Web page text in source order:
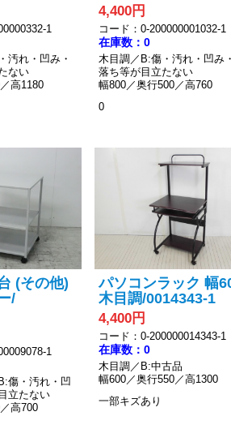
1
汚れ・凹み・
ない
高1180
4,400円
コード：0-200000001032-1
在庫数：0
木目調／B:傷・汚れ・凹み
落ち等が目立たない
幅800／奥行500／高760
0
(その他)
/
1
傷・汚れ・凹
立たない
高700
パソコンラック 幅
木目調/0014343-1
4,400円
コード：0-200000014343-1
在庫数：0
木目調／B:中古品
幅600／奥行550／高1300
一部キズあり